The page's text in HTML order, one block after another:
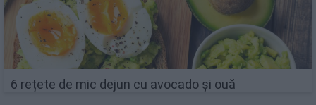
6 rețete de mic dejun cu avocado și ouă